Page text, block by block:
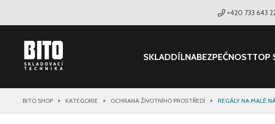
+420 733 643
SKLADDÍLNABEZPEČNOSTTOP
BITO SHOP KATEGORIE OCHRANA ŽIVOTNÍHO PROSTŘEDÍ REGÁLY NA MALÉ